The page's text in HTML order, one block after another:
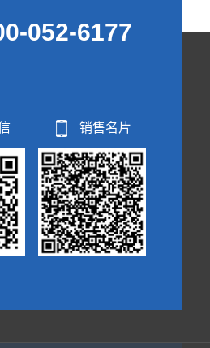
052-6177
销售名片